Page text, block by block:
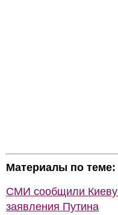
Материалы по теме:
СМИ сообщили Киеву
заявления Путина